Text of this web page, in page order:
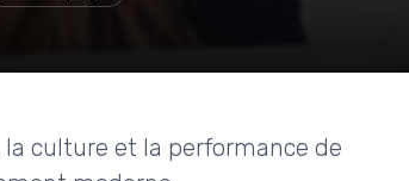
culture et la performance de